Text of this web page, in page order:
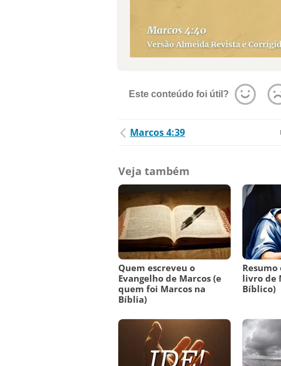
Este conteúdo foi útil?
Marcos 4:39
Veja também
Quem escreveu o
Evangelho de Marcos (e
quem foi Marcos na
Bíblia)
livro de
Bíblico)